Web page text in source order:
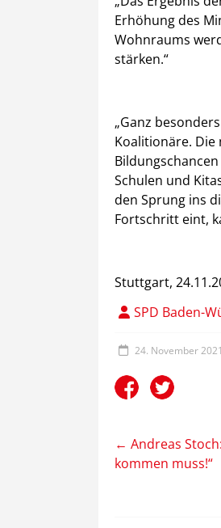
Erhöhung des
Wohnraums
stärken.“
„Ganz
Koalitionäre.
Schulen und
den Sprung ins
Fortschritt eint,
Stuttgart,
SPD Baden-
24. November 2021
← Andreas
kommen muss!“